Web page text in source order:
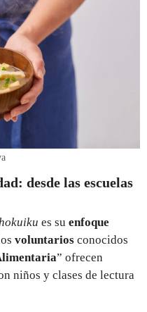
desde las escuelas
es su enfoque
voluntarios conocidos
” ofrecen
niños y clases de lectura